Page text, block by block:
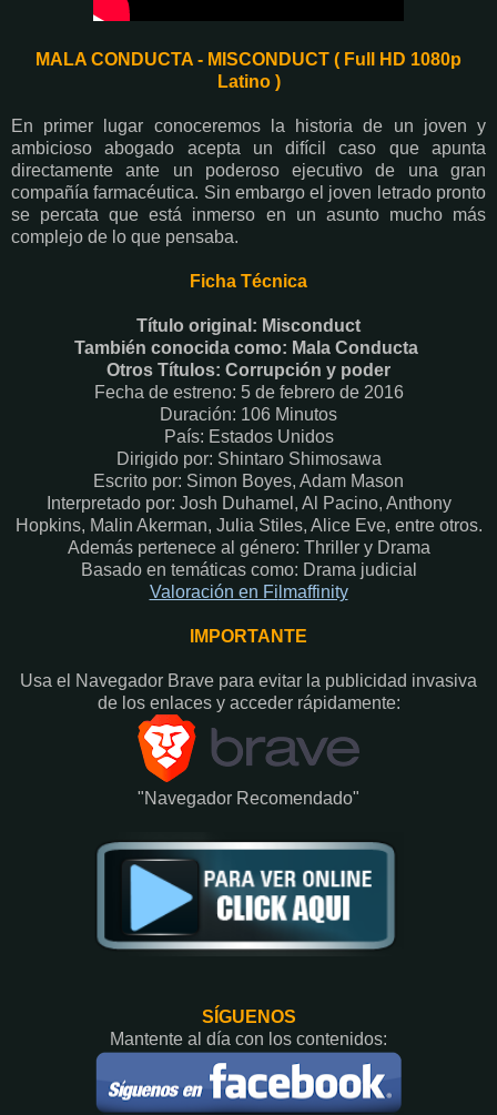
MALA CONDUCTA - MISCONDUCT ( Full HD 1080p
Latino )
En primer lugar conoceremos la historia de un joven y
ambicioso abogado acepta un difícil caso que apunta
directamente ante un poderoso ejecutivo de una gran
compañía farmacéutica. Sin embargo el joven letrado pronto
se percata que está inmerso en un asunto mucho más
complejo de lo que pensaba.
Ficha Técnica
Título original: Misconduct
También conocida como: Mala Conducta
Otros Títulos: Corrupción y poder
Fecha de estreno: 5 de febrero de 2016
Duración: 106 Minutos
País: Estados Unidos
Dirigido por: Shintaro Shimosawa
Escrito por: Simon Boyes, Adam Mason
Interpretado por: Josh Duhamel, Al Pacino, Anthony
Hopkins, Malin Akerman, Julia Stiles, Alice Eve, entre otros.
Además pertenece al género: Thriller y Drama
Basado en temáticas como: Drama judicial
Valoración en Fi lmaffinity
IMPORTANTE
Usa el Navegador Brave para evitar la publicidad invasiva
de los enlaces y acceder rápidamente:​
"Navegador Recomendado"
SÍGUENOS
Mantente al día con los contenidos: